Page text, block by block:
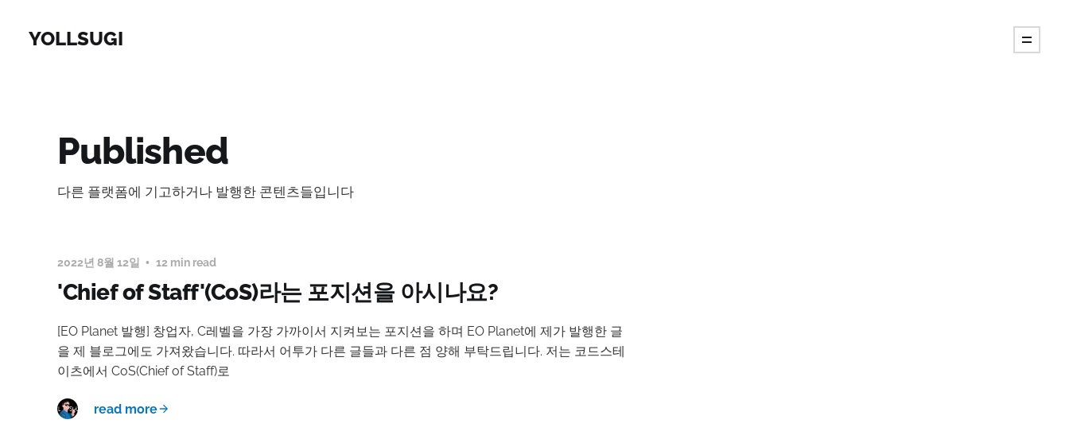
YOLLSUGI
Published
다른 플랫폼에 기고하거나 발행한 콘텐츠들입니다
2022년 8월 12일 12 min read
'Chief of Staff'(CoS)라는 포지션을 아시나요?
[EO Planet 발행] 창업자, C레벨을 가장 가까이서 지켜보는 포지션을 하며 EO Planet에 제가 발행한 글
을 제 블로그에도 가져왔습니다. 따라서 어투가 다른 글들과 다른 점 양해 부탁드립니다. 저는 코드스테
이츠에서 CoS(Chief of Staff)로
read more